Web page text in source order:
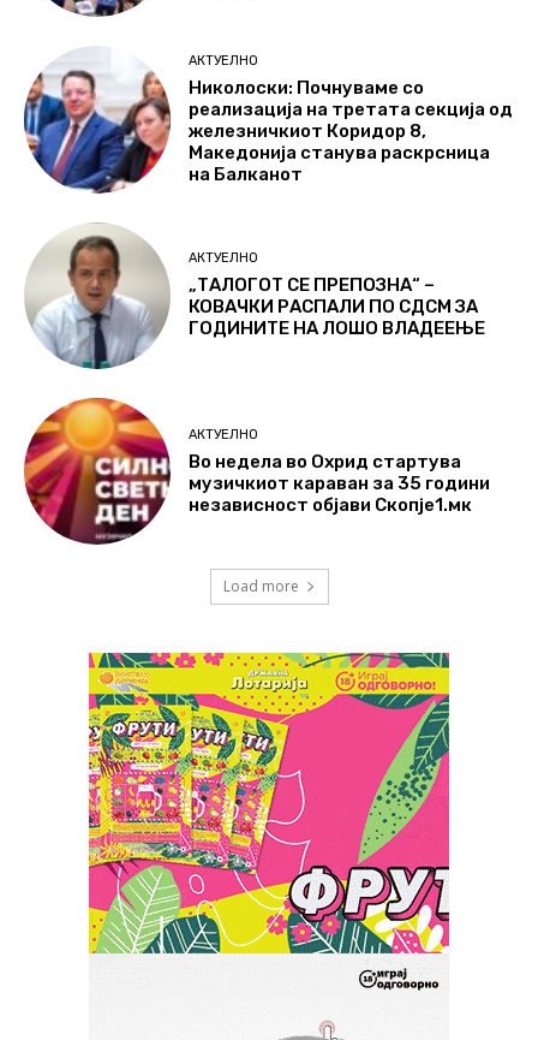
АКТУЕЛНО
Николоски: Почнуваме со
реализација на третата секција од
железничкиот Коридор 8,
Македонија станува раскрсница
на Балканот
АКТУЕЛНО
„ТАЛОГОТ СЕ ПРЕПОЗНА“ –
КОВАЧКИ РАСПАЛИ ПО СДСМ ЗА
ГОДИНИТЕ НА ЛОШО ВЛАДЕЕЊЕ
АКТУЕЛНО
Во недела во Охрид стартува
музичкиот караван за 35 години
независност објави Скопје1.мк
Load more